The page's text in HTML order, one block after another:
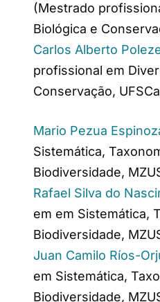
(Mestrado
Biológica e
Carlos Alberto
profissional em
Conservação,
Mario Pezua
Sistemática,
Biodiversidade,
Rafael Silva do
em em Sistemática,
Biodiversidade,
Juan Camilo Ríos-
em Sistemática,
Biodiversidade,